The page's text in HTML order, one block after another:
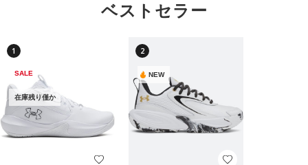
ベストセラー
1
SALE
在庫残り僅か
2
NEW